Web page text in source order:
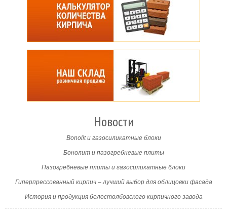
Новости
Bonolit и газосиликатные блоки
Бонолит и пазогребневые плиты
Пазогребневые плиты и газосиликатные блоки
Гиперпрессованный кирпич – лучший выбор для облицовки фасада
История и продукция белостолбовского кирпичного завода